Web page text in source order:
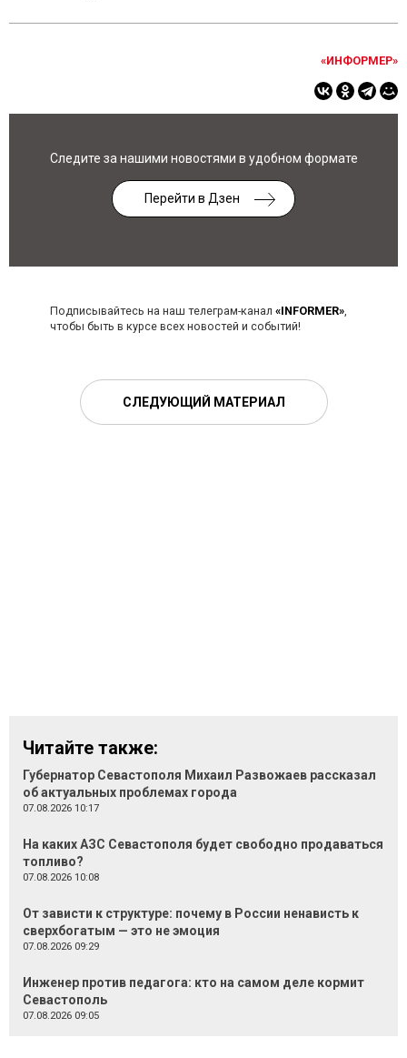
«ИНФОРМЕР»
Следите за нашими новостями в удобном формате
Перейти в Дзен
Подписывайтесь на наш телеграм-канал «INFORMER»,
чтобы быть в курсе всех новостей и событий!
СЛЕДУЮЩИЙ МАТЕРИАЛ
Читайте также:
Губернатор Севастополя Михаил Развожаев рассказал
об актуальных проблемах города
07.08.2026 10:17
На каких АЗС Севастополя будет свободно продаваться
топливо?
07.08.2026 10:08
От зависти к структуре: почему в России ненависть к
сверхбогатым — это не эмоция
07.08.2026 09:29
Инженер против педагога: кто на самом деле кормит
Севастополь
07.08.2026 09:05